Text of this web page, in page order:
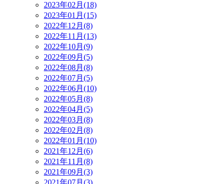
2023年02月(18)
2023年01月(15)
2022年12月(8)
2022年11月(13)
2022年10月(9)
2022年09月(5)
2022年08月(8)
2022年07月(5)
2022年06月(10)
2022年05月(8)
2022年04月(5)
2022年03月(8)
2022年02月(8)
2022年01月(10)
2021年12月(6)
2021年11月(8)
2021年09月(3)
2021年07月(3)